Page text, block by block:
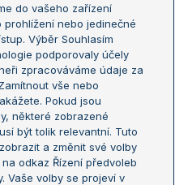
Open
Open
mistrů
mistryň
do vašeho zařízení
nebo jedinečné
Výběr Souhlasím
podporovaly účely
zpracováváme údaje za
vše nebo
Pokud jsou
některé zobrazené
být tolik relevantní. Tuto
a změnit své volby
odkaz Řízení předvoleb
Vaše volby se projeví v